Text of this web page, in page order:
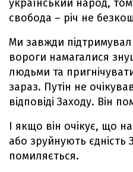
український народ,
свобода – річ не
Ми завжди
вороги намагалися
людьми та
зараз. Путін не
відповіді Заходу. Він
І якщо він очікує, що
або зруйнують єдність
помиляється.